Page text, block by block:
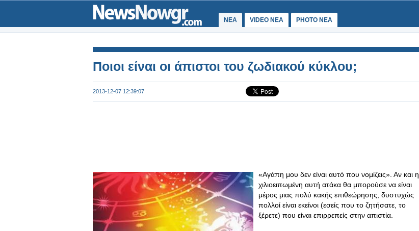
ΝΕΑ VIDEO NEA PHOTO NEA
Ποιοι είναι οι άπιστοι του ζωδιακού κύκλου;
2013-12-07 12:39:07
«Αγάπη μου δεν είναι αυτό που νομίζεις». Αν και η
χιλιοειπωμένη αυτή ατάκα θα μπορούσε να είναι
μέρος μιας πολύ κακής επιθεώρησης, δυστυχώς
πολλοί είναι εκείνοι (εσείς που το ζητήσατε, το
ξέρετε) που είναι επιρρεπείς στην απιστία.